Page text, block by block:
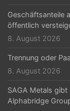
Geschäftsanteile
öffentlich
8. August 2026
Trennung oder
8. August 2026
SAGA Metals
Alphabridge